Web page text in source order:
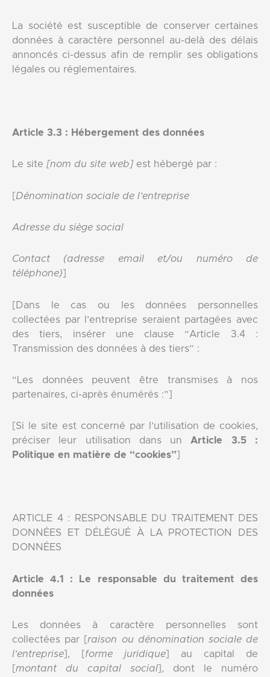
La société est susceptible de conserver certaines
données à caractère personnel au-delà des délais
annoncés ci-dessus afin de remplir ses obligations
légales ou réglementaires.
Article 3.3 : Hébergement des données
Le site [nom du site web] est hébergé par :
[Dénomination sociale de l’entreprise
Adresse du siège social
Contact (adresse email et/ou numéro de
téléphone)
[Dans le cas ou les données personnelles
collectées par l’entreprise seraient partagées avec
des tiers, insérer une clause “Article 3.4 :
Transmission des données à des tiers” :
“Les données peuvent être transmises à nos
partenaires, ci-après énumérés :”]
[Si le site est concerné par l’utilisation de cookies,
préciser leur utilisation dans unArticle 3.5 :
Politique en matière de “cookies”
ARTICLE 4 : RESPONSABLE DU TRAITEMENT DES
DONNÉES ET DÉLÉGUÉ À LA PROTECTION DES
DONNÉES
Article 4.1 : Le responsable du traitement des
données
Les données à caractère personnelles sont
collectées par [raison ou dénomination sociale de
l’entreprise ], [ forme juridique ] au capital de
montant du capital social ], dont le numéro